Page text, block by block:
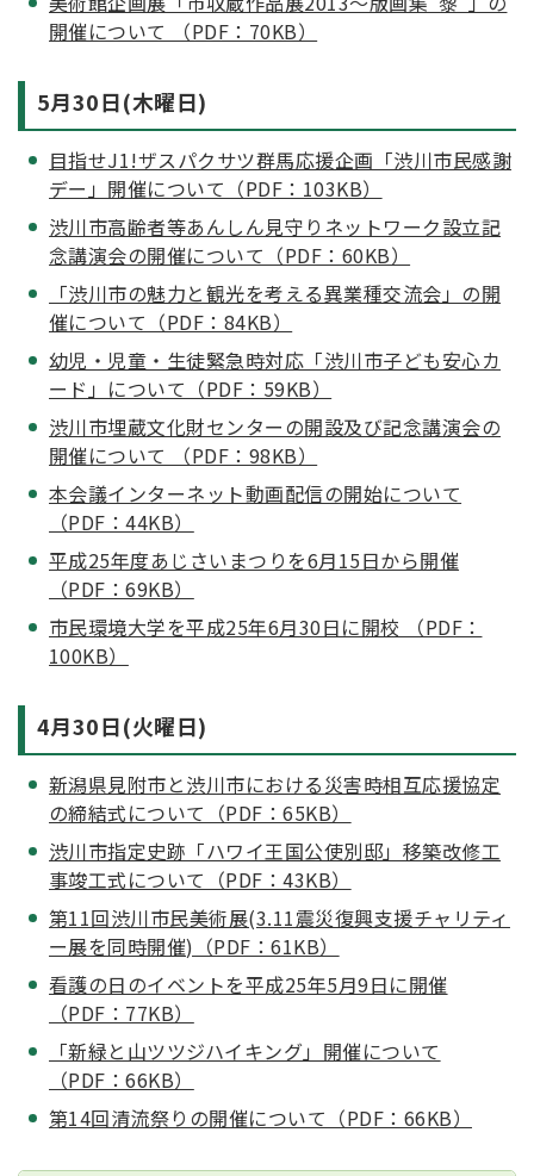
開催について （PDF：70KB）
5月30日(木曜日)
目指せJ1!ザスパクサツ群馬応援企画「渋川市民感謝
デー」開催について（PDF：103KB）
渋川市高齢者等あんしん見守りネットワーク設立記
念講演会の開催について（PDF：60KB）
「渋川市の魅力と観光を考える異業種交流会」の開
催について（PDF：84KB）
幼児・児童・生徒緊急時対応「渋川市子ども安心カ
ード」について（PDF：59KB）
渋川市埋蔵文化財センターの開設及び記念講演会の
開催について （PDF：98KB）
本会議インターネット動画配信の開始について
（PDF：44KB）
平成25年度あじさいまつりを6月15日から開催
（PDF：69KB）
市民環境大学を平成25年6月30日に開校 （PDF：
100KB）
4月30日(火曜日)
新潟県見附市と渋川市における災害時相互応援協定
の締結式について（PDF：65KB）
渋川市指定史跡「ハワイ王国公使別邸」移築改修工
事竣工式について（PDF：43KB）
第11回渋川市民美術展(3.11震災復興支援チャリティ
ー展を同時開催)（PDF：61KB）
看護の日のイベントを平成25年5月9日に開催
（PDF：77KB）
「新緑と山ツツジハイキング」開催について
（PDF：66KB）
第14回清流祭りの開催について（PDF：66KB）